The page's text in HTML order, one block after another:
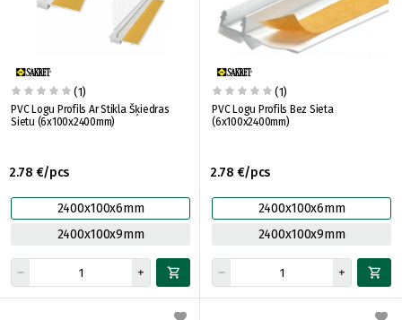
(1)
PVC Logu Profils Ar Stikla Šķiedras
Sietu (6x100x2400mm)
2.78 €/pcs
2400x100x6mm
2400x100x9mm
(1)
PVC Logu Profils Bez Sieta
(6x100x2400mm)
2.78 €/pcs
2400x100x6mm
2400x100x9mm